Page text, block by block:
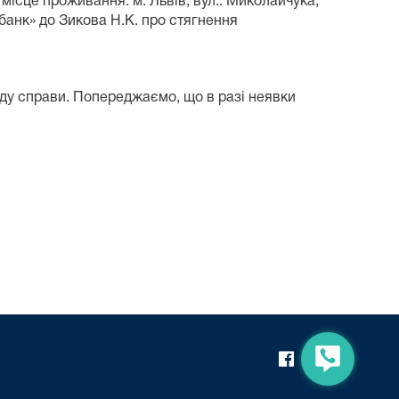
до Зикова Н.К. про стягнення
справи. Попереджаємо, що в разі неявки